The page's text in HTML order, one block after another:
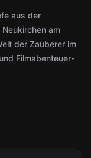
aus der
am
der Zauberer im
Filmabenteuer-